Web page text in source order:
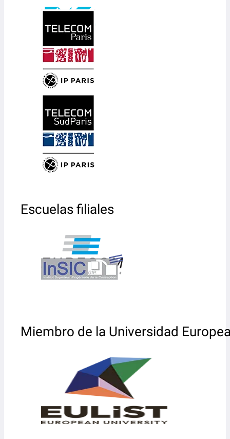
Escuelas filiales
Miembro de la Universidad